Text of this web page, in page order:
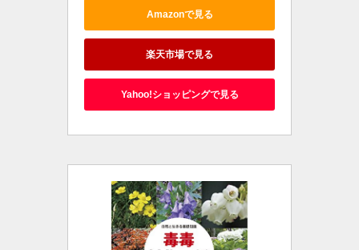
Amazonで見る
楽天市場で見る
Yahoo!ショッピングで見る